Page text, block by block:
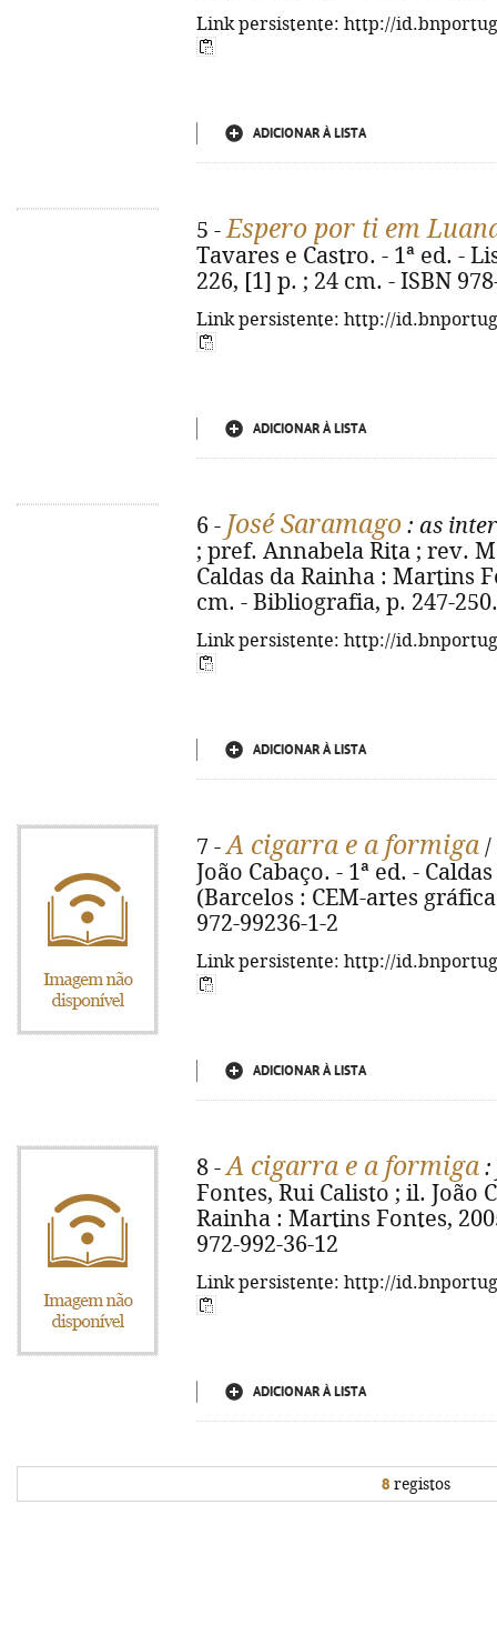
Link persistente: http://
ADICIONAR À LISTA
5 -Espero por ti em
Tavares e Castro. - 1ª ed. -
226, [1] p. ; 24 cm. - ISBN
Link persistente: http://
ADICIONAR À LISTA
6 - José Saramago : as
; pref. Annabela Rita ; rev.
Caldas da Rainha : Martins
cm. - Bibliografia, p. 247-
Link persistente: http://
ADICIONAR À LISTA
7 -A cigarra e a formiga /
João Cabaço. - 1ª ed. -
(Barcelos : CEM-artes
972-99236-1-2
Link persistente: http://
ADICIONAR À LISTA
8 -A cigarra e a formiga :
Fontes, Rui Calisto ; il. João
Rainha : Martins Fontes,
972-992-36-12
Link persistente: http://
ADICIONAR À LISTA
8 registos